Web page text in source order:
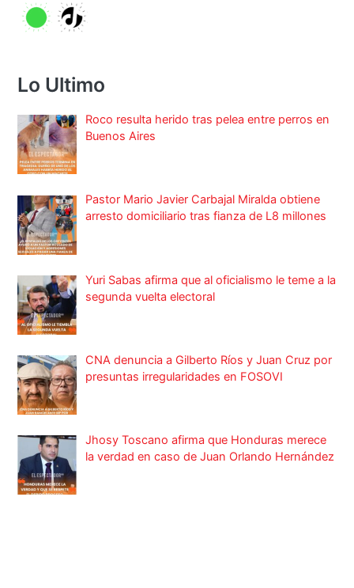
Lo Ultimo
Roco resulta herido tras pelea entre perros en
Buenos Aires
Pastor Mario Javier Carbajal Miralda obtiene
arresto domiciliario tras fianza de L8 millones
Yuri Sabas afirma que al oficialismo le teme a la
segunda vuelta electoral
CNA denuncia a Gilberto Ríos y Juan Cruz por
presuntas irregularidades en FOSOVI
Jhosy Toscano afirma que Honduras merece
la verdad en caso de Juan Orlando Hernández